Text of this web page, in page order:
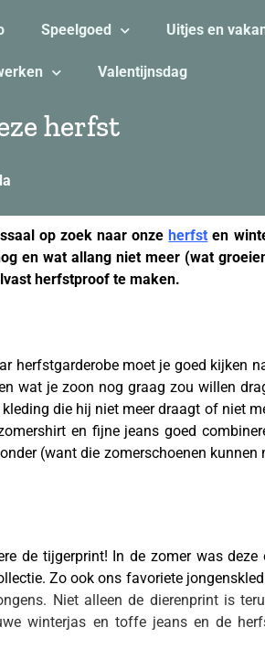
Speelgoed Uitjes en
Valentijnsdag
herfst
op zoek naar onzeherfst en
en wat allang niet meer (wat
herfstproof te maken.
herfstgarderobe moet je goed kijken
wat je zoon nog graag zou willen
die hij niet meer draagt of niet
en fijne jeans goed
(want die zomerschoenen
de tijgerprint! In de zomer was
Zo ook ons favoriete
Niet alleen de dierenprint is
winterjas en toffe jeans en de